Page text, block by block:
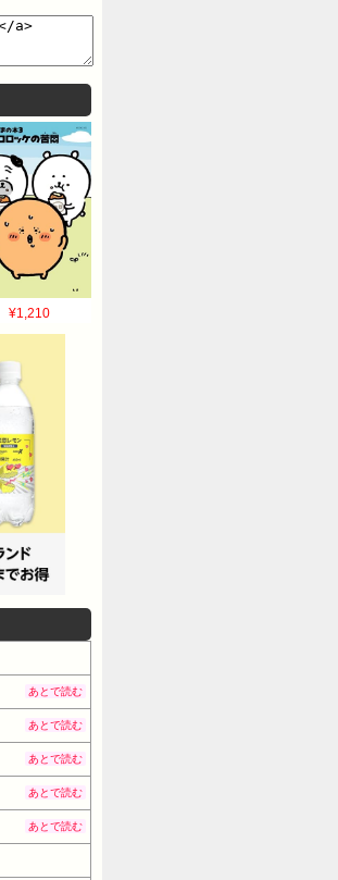
¥1,210
あとで読む
あとで読む
あとで読む
あとで読む
あとで読む